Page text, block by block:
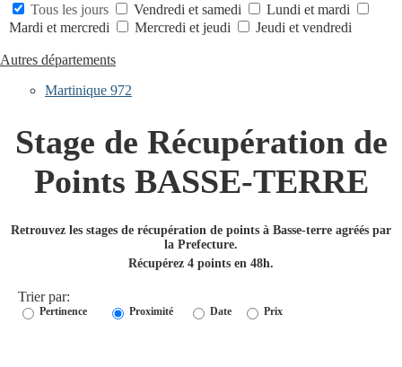
Tous les jours
Vendredi et samedi
Lundi et mardi
Mardi et mercredi
Mercredi et jeudi Jeudi et vendredi
Autres départements
Martinique 972
Stage de Récupération de
Points BASSE-TERRE
Retrouvez les stages de récupération de points à Basse-terre agréés par
la Prefecture.
Récupérez 4 points en 48h.
Trier par:
Pertinence Proximité Date Prix